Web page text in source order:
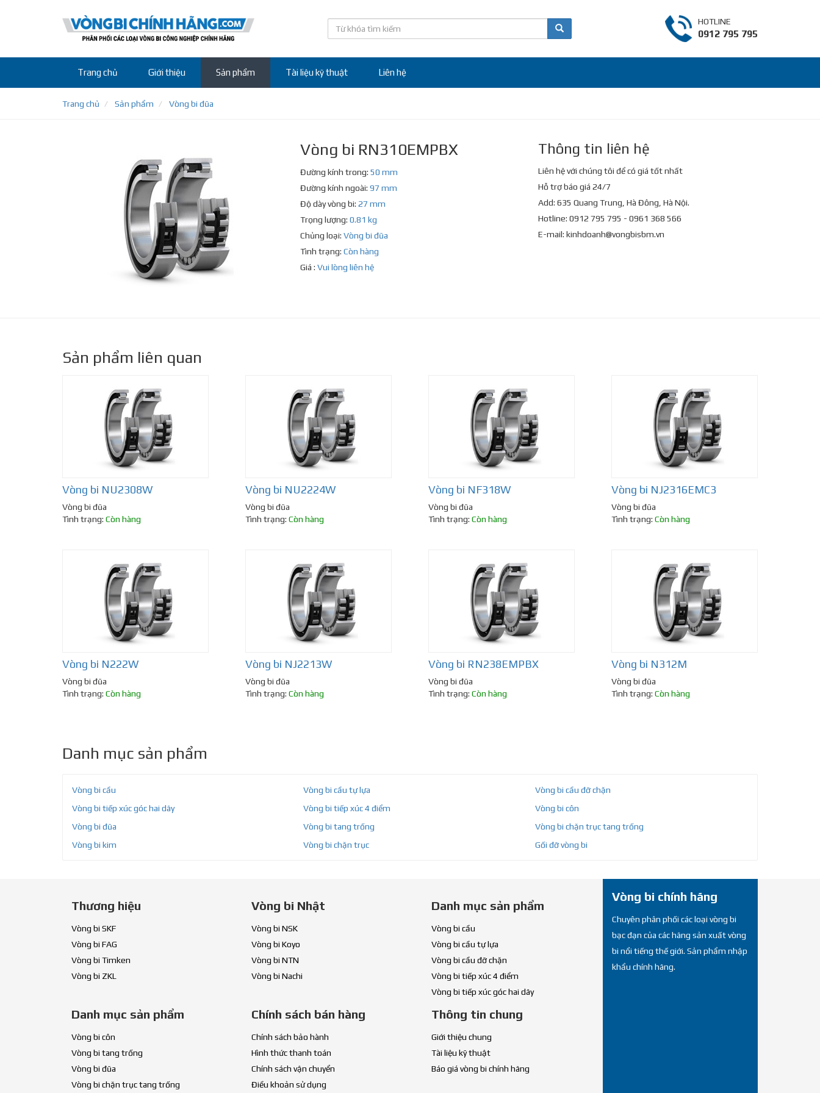
HOTLINE
0912 795 795
Trang chủ Giới thiệu Sản phẩm Tài liệu kỹ thuật Liên hệ
Trang chủ Sản phẩm Vòng bi đũa
Vòng bi RN310EMPBX
Đường kính trong: 50 mm
Đường kính ngoài: 97 mm
Độ dày vòng bi: 27 mm
Trọng lượng: 0.81 kg
Chủng loại: Vòng bi đũa
Tình trạng: Còn hàng
Giá : Vui lòng liên hệ
Thông tin liên hệ
Liên hệ với chúng tôi để có giá tốt nhất
Hỗ trợ báo giá 24/7
Add: 635 Quang Trung, Hà Đông, Hà Nội.
Hotline: 0912 795 795 - 0961 368 566
E-mail: kinhdoanh@vongbisbm.vn
Sản phẩm liên quan
Vòng bi NU2308W
Vòng bi đũa
Tình trạng: Còn hàng
Vòng bi NU2224W
Vòng bi đũa
Tình trạng: Còn hàng
Vòng bi NF318W
Vòng bi đũa
Tình trạng: Còn hàng
Vòng bi NJ2316EMC3
Vòng bi đũa
Tình trạng: Còn hàng
Vòng bi N222W
Vòng bi đũa
Tình trạng: Còn hàng
Vòng bi NJ2213W
Vòng bi đũa
Tình trạng: Còn hàng
Vòng bi RN238EMPBX
Vòng bi đũa
Tình trạng: Còn hàng
Vòng bi N312M
Vòng bi đũa
Tình trạng: Còn hàng
Danh mục sản phẩm
Vòng bi cầu Vòng bi cầu tự lựa
Vòng bi cầu đỡ chặn
Vòng bi tiếp xúc góc hai dãy
Vòng bi tiếp xúc 4 điểm
Vòng bi côn
Vòng bi đũa
Vòng bi tang trống
Vòng bi chặn trục tang trống
Vòng bi kim
Vòng bi chặn trục Gối đỡ vòng bi
Thương hiệu
Vòng bi SKF
Vòng bi FAG
Vòng bi Timken
Vòng bi ZKL
Vòng bi Nhật
Vòng bi NSK
Vòng bi Koyo
Vòng bi NTN
Vòng bi Nachi
Danh mục sản phẩm
Vòng bi cầu
Vòng bi cầu tự lựa
Vòng bi cầu đỡ chặn
Vòng bi tiếp xúc 4 điểm
Vòng bi tiếp xúc góc hai dãy
Danh mục sản phẩm
Vòng bi côn
Vòng bi tang trống
Vòng bi đũa
Vòng bi chặn trục tang trống
Chính sách bán hàng
Chính sách bảo hành
Hình thức thanh toán
Chính sách vận chuyển
Điều khoản sử dụng
Thông tin chung
Giới thiệu chung
Tài liệu kỹ thuật
Báo giá vòng bi chính hãng
Vòng bi chính hãng
Chuyên phân phối các loại vòng bi
bạc đạn của các hãng sản xuất vòng
bi nổi tiếng thế giới. Sản phẩm nhập
khẩu chính hãng.